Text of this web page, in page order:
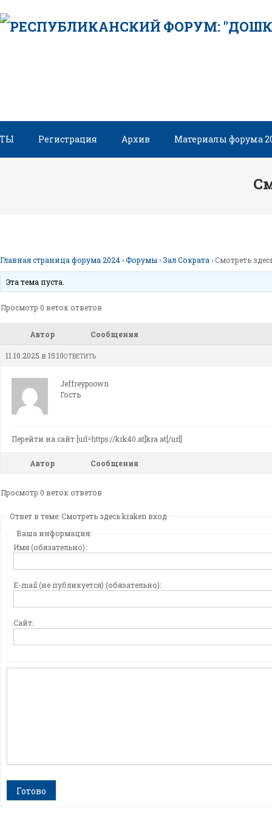
to
Регистрация Архив Материалы форума
Главная страница форума 2024›Форумы ›Зал Сократа ›Смотреть
Эта тема пуста.
Просмотр 0 веток ответов
Автор Сообщения
11.10.2025 в 15:10ОТВЕТИТЬ
Jeffreypoown
Гость
Перейти на сайт [url=https://krk40.at]kra at[/url]
Автор Сообщения
Просмотр 0 веток ответов
Ответ в теме: Смотреть здесь kraken вход
Ваша информация:
Имя (обязательно):
E-mail (не публикуется) (обязательно):
Сайт:
Готово